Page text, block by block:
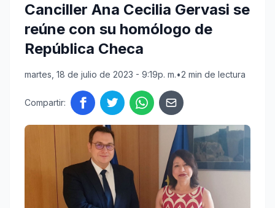
Canciller Ana Cecilia Gervasi se
reúne con su homólogo de
República Checa
martes, 18 de julio de 2023 - 9:19p. m.•2 min de lectura
Compartir: